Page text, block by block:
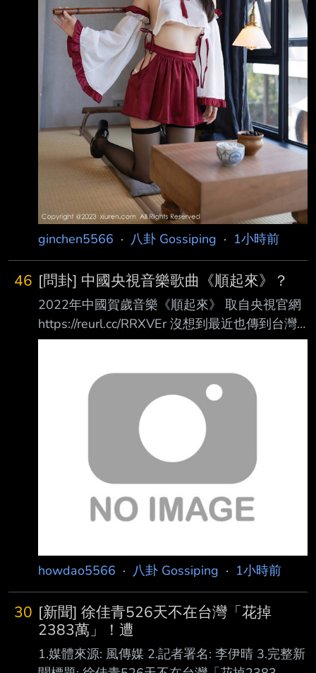
ginchen5566 · 八卦 Gossiping · 1小時前
46 [問卦] 中國央視音樂歌曲《順起來》？
2022年中國賀歲音樂《順起來》 取自央視官網
https://reurl.cc/RRXVEr 沒想到最近也傳到台灣
這邊來了 是不是證明兩岸一家親，都用順起來
howdao5566 · 八卦 Gossiping · 1小時前
30 [新聞] 徐佳青526天不在台灣「花掉
2383萬」！遭
1.媒體來源: 風傳媒 2.記者署名: 李伊晴 3.完整新